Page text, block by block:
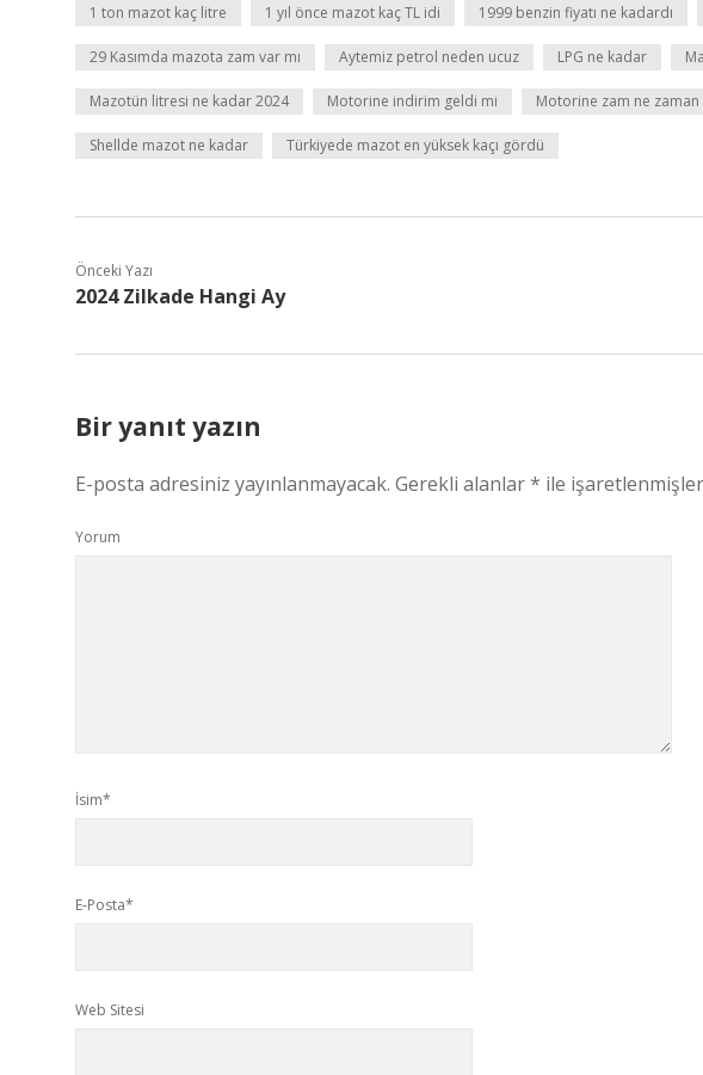
1 ton mazot kaç litre 1 yıl önce mazot kaç TL idi 1999 benzin fiyatı ne kadardı
29 Kasımda mazota zam var mı Aytemiz petrol neden ucuz LPG ne kadar
Mazotün litresi ne kadar 2024 Motorine indirim geldi mi Motorine zam ne zaman
Shellde mazot ne kadar Türkiyede mazot en yüksek kaçı gördü
Önceki Yazı
2024 Zilkade Hangi Ay
Bir yanıt yazın
E-posta adresiniz yayınlanmayacak. Gerekli alanlar* ile
Yorum
İsim*
E-Posta*
Web Sitesi